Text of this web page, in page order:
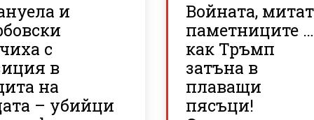
и
с
в
на
– убийци
Войната,
паметниците …
как Тръмп
затъна в
плаващи
пясъци!